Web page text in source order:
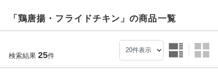
「鶏唐揚・フライドチキン」の商品一覧
検索結果 25件